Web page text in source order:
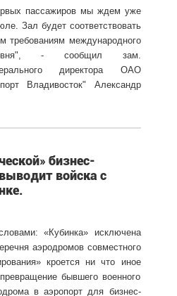
пассажиров мы ждем уже
Зал будет соответствовать
требованиям международного
- сообщил зам.
директора ОАО
Владивосток" Александр
бизнес-
войска с
«Кубинка» исключена
аэродромов совместного
кроется ни что иное
бывшего военного
в аэропорт для бизнес-